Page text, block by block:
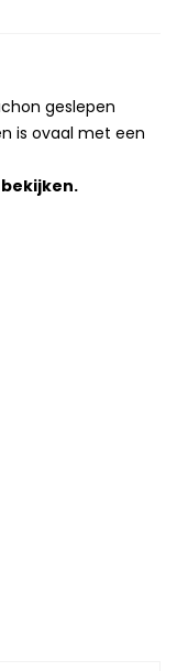
geslepen
is ovaal met een